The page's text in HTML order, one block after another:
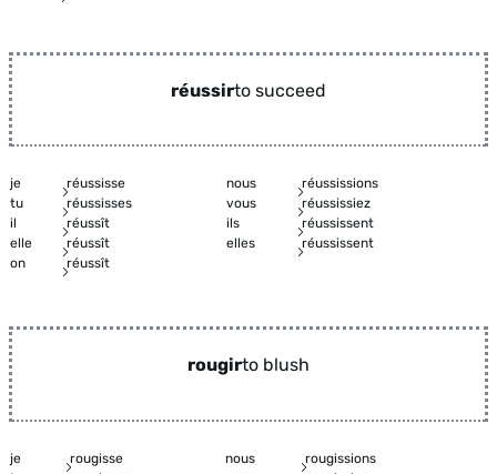
réussirto succeed
je réussisse nous
réussissions
tu
réussisses vous
réussissiez
il
réussît ils
réussissent
elle
réussît elles
réussissent
on
réussît
rougirto blush
je rougisse nous
rougissions